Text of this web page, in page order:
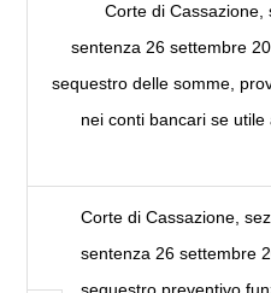
Corte di Cassazione,
sentenza 26 settembre
sequestro delle somme,
nei conti bancari se
Corte di Cassazione,
sentenza 26 settembre